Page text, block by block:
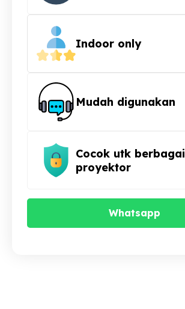
Indoor only
Mudah digunakan
Cocok utk berbagai
proyektor
Whatsapp